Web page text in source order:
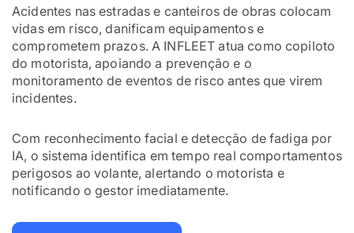
Acidentes nas estradas e canteiros de obras colocam
vidas em risco, danificam equipamentos e
comprometem prazos. A INFLEET atua como copiloto
do motorista, apoiando a prevenção e o
monitoramento de eventos de risco antes que virem
incidentes.
Com reconhecimento facial e detecção de fadiga por
IA, o sistema identifica em tempo real comportamentos
perigosos ao volante, alertando o motorista e
notificando o gestor imediatamente.